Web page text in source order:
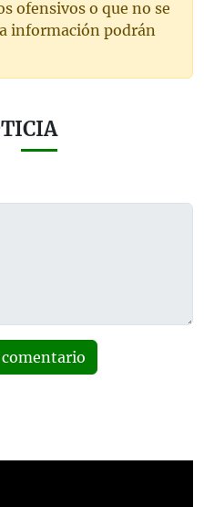
ofensivos o que no se
información podrán